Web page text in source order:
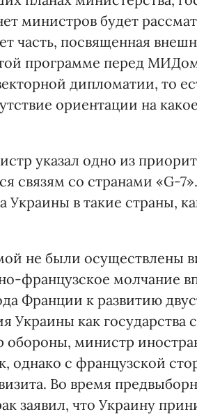
министров будет
часть, посвященная
программе перед МИДом
дипломатии, то
ориентации на
указал одно из
связям со странами «G-
Украины в такие страны,
не были осуществлены
французское молчание
Франции к развитию
Украины как
обороны, министр
однако с французской
Во время
заявил, что Украину